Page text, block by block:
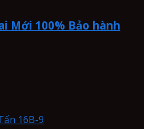
Mới 100% Bảo hành
16B-9